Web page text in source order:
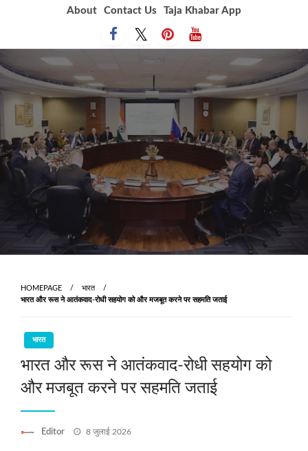
About Contact Us Taja Khabar App
HOMEPAGE
भारत
भारत और रूस ने आतंकवाद-रोधी सहयोग को और मजबूत करने पर सहमति जताई
भारत
भारत और रूस ने आतंकवाद-रोधी सहयोग को
और मजबूत करने पर सहमति जताई
Editor
Posted
8 जुलाई 2026